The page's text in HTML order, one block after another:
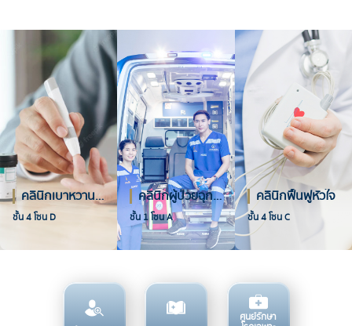
คลินิกเบาหวาน ไทรอยด์ และต่อมไร้ท่อ
ชั้น 4 โซน D
คลินิกผู้ป่วยฉุกเฉิน
ชั้น 1 โซน A
คลินิกฟื้นฟูหัวใจ
ชั้น 4 โซน C
ศูนย์รักษา